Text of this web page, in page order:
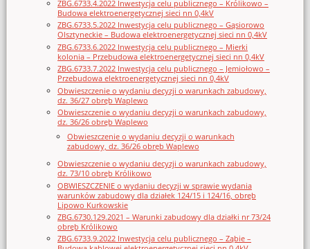
ZBG.6733.4.2022 Inwestycja celu publicznego – Królikowo –
Budowa elektroenergetycznej sieci nn 0,4kV
ZBG.6733.5.2022 Inwestycja celu publicznego – Gąsiorowo
Olsztyneckie – Budowa elektroenergetycznej sieci nn 0,4kV
ZBG.6733.6.2022 Inwestycja celu publicznego – Mierki
kolonia – Przebudowa elektroenergetycznej sieci nn 0,4kV
ZBG.6733.7.2022 Inwestycja celu publicznego – Jemiołowo –
Przebudowa elektroenergetycznej sieci nn 0,4kV
Obwieszczenie o wydaniu decyzji o warunkach zabudowy,
dz. 36/27 obręb Waplewo
Obwieszczenie o wydaniu decyzji o warunkach zabudowy,
dz. 36/26 obręb Waplewo
Obwieszczenie o wydaniu decyzji o warunkach
zabudowy, dz. 36/26 obręb Waplewo
Obwieszczenie o wydaniu decyzji o warunkach zabudowy,
dz. 73/10 obręb Królikowo
OBWIESZCZENIE o wydaniu decyzji w sprawie wydania
warunków zabudowy dla działek 124/15 i 124/16, obręb
Lipowo Kurkowskie
ZBG.6730.129.2021 – Warunki zabudowy dla działki nr 73/24
obręb Królikowo
ZBG.6733.9.2022 Inwestycja celu publicznego – Ząbie –